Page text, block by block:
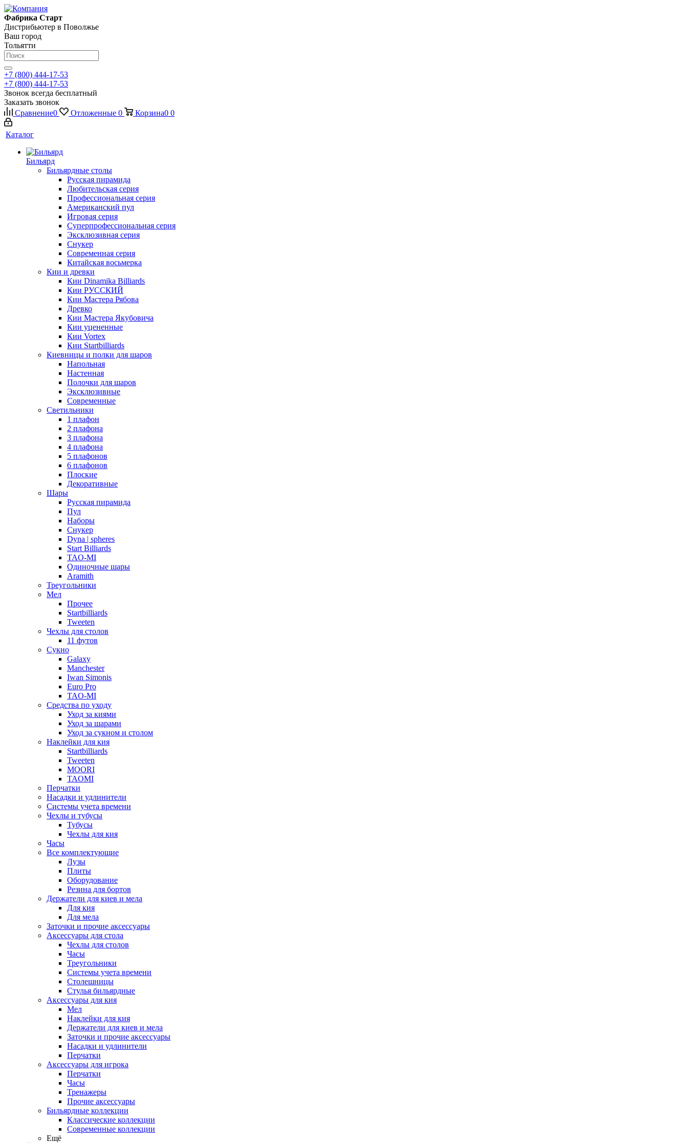
Фабрика Старт
Дистрибьютер в Поволжье
Ваш город
Тольятти
+7 (800) 444-17-53
+7 (800) 444-17-53
Звонок всегда бесплатный
Заказать звонок
Сравнение0 Отложенные 0 Корзина0 0
Каталог
Бильярд
Бильярдные столы
Русская пирамида
Любительская серия
Профессиональная серия
Американский пул
Игровая серия
Суперпрофессиональная серия
Эксклюзивная серия
Снукер
Современная серия
Китайская восьмерка
Кии и древки
Кии Dinamika Billiards
Кии РУССКИЙ
Кии Мастера Рябова
Древко
Кии Мастера Якубовича
Кии уцененные
Кии Vortex
Кии Startbilliards
Киевницы и полки для шаров
Напольная
Настенная
Полочки для шаров
Эксклюзивные
Современные
Светильники
1 плафон
2 плафона
3 плафона
4 плафона
5 плафонов
6 плафонов
Плоские
Декоративные
Шары
Русская пирамида
Пул
Наборы
Снукер
Dyna | spheres
Start Billiards
TAO-MI
Одиночные шары
Aramith
Треугольники
Мел
Прочее
Startbilliards
Tweeten
Чехлы для столов
11 футов
Сукно
Galaxy
Manchester
Iwan Simonis
Euro Pro
TAO-MI
Средства по уходу
Уход за киями
Уход за шарами
Уход за сукном и столом
Наклейки для кия
Startbilliards
Tweeten
MOORI
TAOMI
Перчатки
Насадки и удлинители
Системы учета времени
Чехлы и тубусы
Тубусы
Чехлы для кия
Часы
Все комплектующие
Лузы
Плиты
Оборудование
Резина для бортов
Держатели для киев и мела
Для кия
Для мела
Заточки и прочие аксессуары
Аксессуары для стола
Чехлы для столов
Часы
Треугольники
Системы учета времени
Столешницы
Стулья бильярдные
Аксессуары для кия
Мел
Наклейки для кия
Держатели для киев и мела
Заточки и прочие аксессуары
Насадки и удлинители
Перчатки
Аксессуары для игрока
Перчатки
Часы
Тренажеры
Прочие аксессуары
Бильярдные коллекции
Классические коллекции
Современные коллекции
Ещё